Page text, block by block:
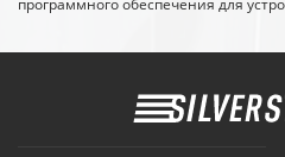
программного обеспечения для